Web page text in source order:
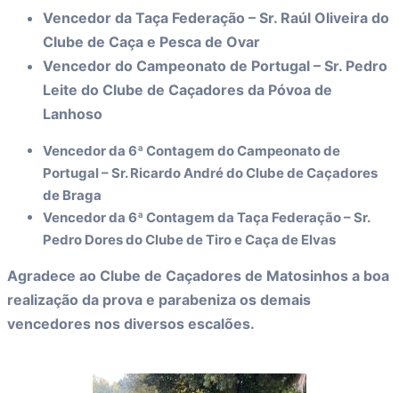
Vencedor da Taça Federação – Sr. Raúl Oliveira do
Clube de Caça e Pesca de Ovar
Vencedor do Campeonato de Portugal – Sr. Pedro
Leite do Clube de Caçadores da Póvoa de
Lanhoso
Vencedor da 6ª Contagem do Campeonato de
Portugal – Sr. Ricardo André do Clube de Caçadores
de Braga
Vencedor da 6ª Contagem da Taça Federação – Sr.
Pedro Dores do Clube de Tiro e Caça de Elvas
Agradece ao Clube de Caçadores de Matosinhos a boa
realização da prova e parabeniza os demais
vencedores nos diversos escalões.